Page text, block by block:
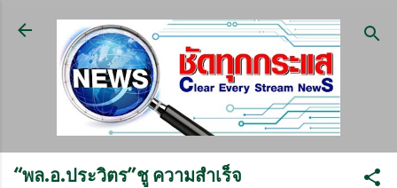
ข้ามไปที่เนื้อหาหลัก
“พล.อ.ประวิตร”ชู ความสำเร็จ